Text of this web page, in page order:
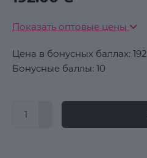
Показать оптовые цены
Цена в бонусных баллах: 192
Бонусные баллы: 10